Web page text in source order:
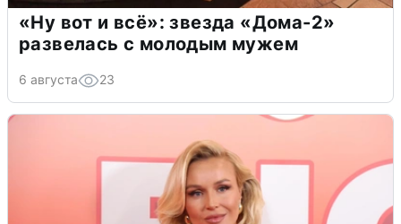
«Ну вот и всё»: звезда «Дома-2»
развелась с молодым мужем
6 августа 23